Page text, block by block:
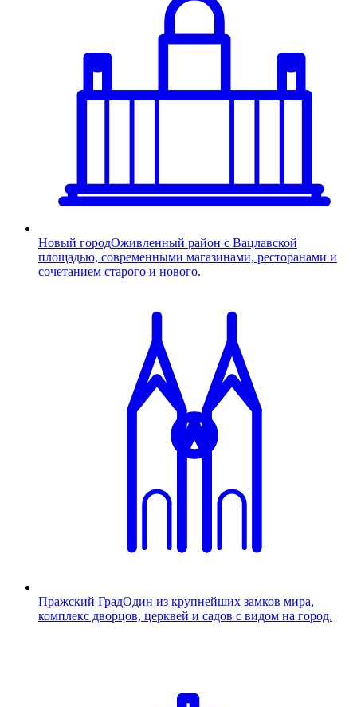
Новый городОживленный район с Вацлавской
площадью, современными магазинами, ресторанами и
сочетанием старого и нового.
Пражский ГрадОдин из крупнейших замков мира,
комплекс дворцов, церквей и садов с видом на город.